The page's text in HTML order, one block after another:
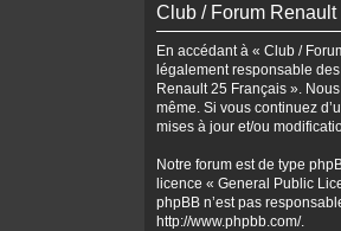
Club / Forum
En accédant à « Club /
légalement responsable
Renault 25 Français ».
même. Si vous continuez
mises à jour et/ou
Notre forum est de type
licence « General Public
phpBB n’est pas
http://www.phpbb.com/.